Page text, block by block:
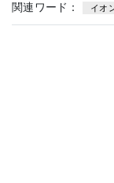
関連ワード： イオ